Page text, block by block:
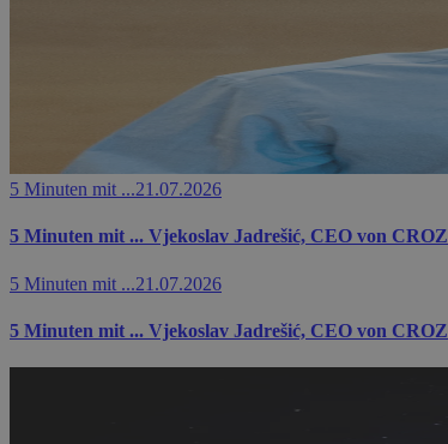
5 Minuten mit ...21.07.2026
5 Minuten mit ... Vjekoslav Jadrešić, CEO von CROZ
5 Minuten mit ...21.07.2026
5 Minuten mit ... Vjekoslav Jadrešić, CEO von CROZ